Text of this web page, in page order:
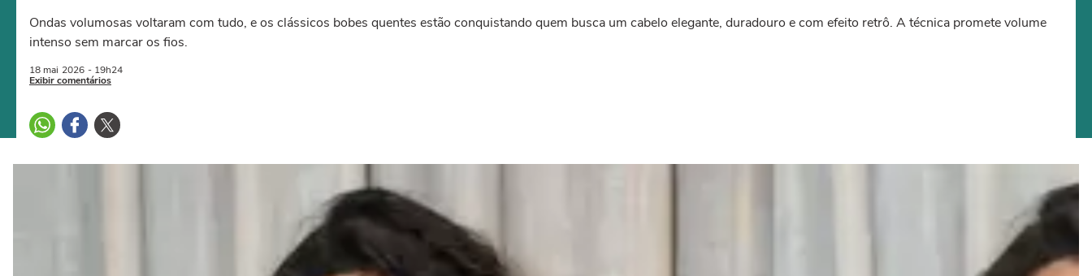
Ondas volumosas voltaram com tudo, e os clássicos bobes quentes estão conquistando quem busca um cabelo elegante, duradouro e com efeito retrô. A técnica promete volume
intenso sem marcar os fios.
18 mai 2026 - 19h24
Exibir comentários